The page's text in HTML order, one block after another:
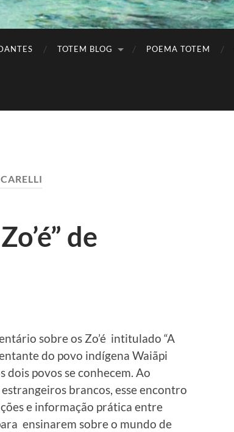
TOTEM BLOG POEMA TOTEM
de
sobre os Zo’é intitulado “A
do povo indígena Waiãpi
dois povos se conhecem. Ao
brancos, esse encontro
e informação prática entre
ensinarem sobre o mundo de